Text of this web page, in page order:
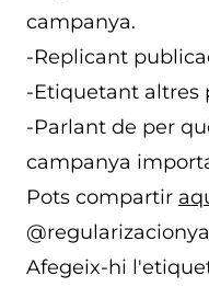
campanya.
-Replicant
-Etiquetant altres
-Parlant de per
campanya
Pots compartir
Afegeix-hi